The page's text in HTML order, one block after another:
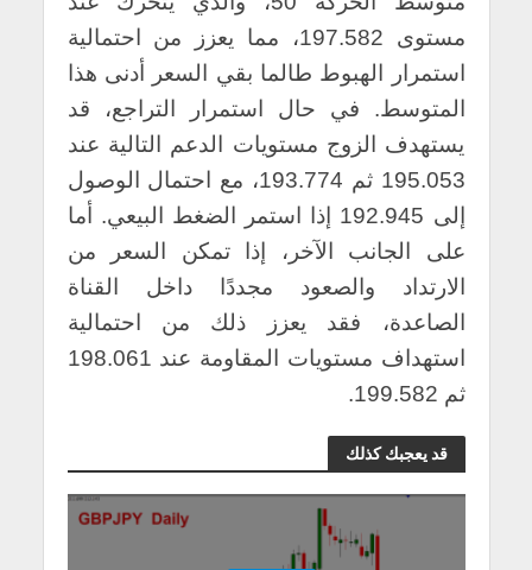
مستوى 197.582، مما يعزز من احتمالية
استمرار الهبوط طالما بقي السعر أدنى هذا
المتوسط. في حال استمرار التراجع، قد
يستهدف الزوج مستويات الدعم التالية عند
195.053 ثم 193.774، مع احتمال الوصول
إلى 192.945 إذا استمر الضغط البيعي. أما
على الجانب الآخر، إذا تمكن السعر من
الارتداد والصعود مجددًا داخل القناة
الصاعدة، فقد يعزز ذلك من احتمالية
استهداف مستويات المقاومة عند 198.061
ثم 199.582.
قد يعجبك كذلك